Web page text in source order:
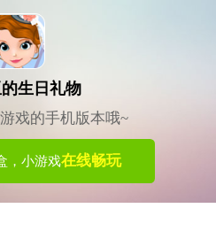
生日礼物
戏的手机版本哦~
，小游戏在线畅玩